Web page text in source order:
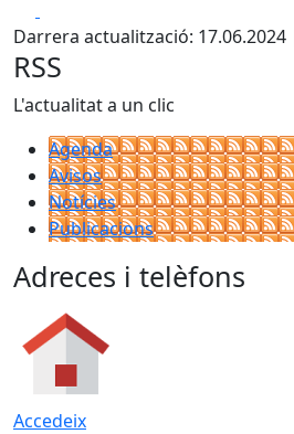
+
−
Darrera actualització: 17.06.2024
RSS
L'actualitat a un clic
Agenda
Avisos
Notícies
Publicacions
Adreces i telèfons
Accedeix